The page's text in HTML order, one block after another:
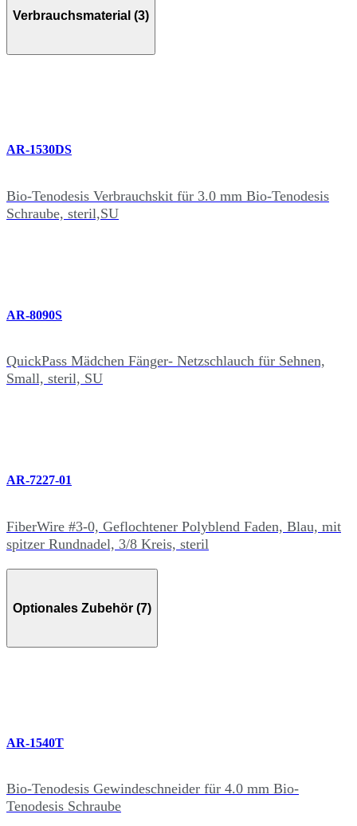
Verbrauchsmaterial (3)
AR-1530DS
Bio-Tenodesis Verbrauchskit für 3.0 mm Bio-Tenodesis
Schraube, steril,SU
AR-8090S
QuickPass Mädchen Fänger- Netzschlauch für Sehnen,
Small, steril, SU
AR-7227-01
FiberWire #3-0, Geflochtener Polyblend Faden, Blau, mit
spitzer Rundnadel, 3/8 Kreis, steril
Optionales Zubehör (7)
AR-1540T
Bio-Tenodesis Gewindeschneider für 4.0 mm Bio-
Tenodesis Schraube